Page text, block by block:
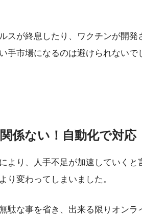
スが終息したり、ワクチンが開
手市場になるのは避けられないで
係ない！自動化で対応
より、人手不足が加速していく
り変わってしまいました。
駄な事を省き、出来る限りオン